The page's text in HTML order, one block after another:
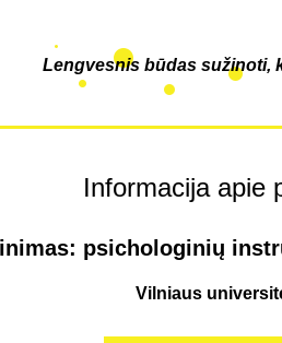
Lengvesnis būdas sužinoti,
Informacija apie
psichologinių
Vilniaus